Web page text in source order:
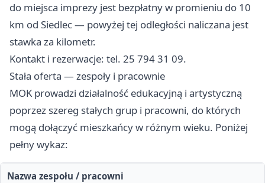
do miejsca imprezy jest bezpłatny w promieniu do 10
km od Siedlec — powyżej tej odległości naliczana jest
stawka za kilometr.
Kontakt i rezerwacje: tel. 25 794 31 09.
Stała oferta — zespoły i pracownie
MOK prowadzi działalność edukacyjną i artystyczną
poprzez szereg stałych grup i pracowni, do których
mogą dołączyć mieszkańcy w różnym wieku. Poniżej
pełny wykaz:
Nazwa zespołu / pracowni